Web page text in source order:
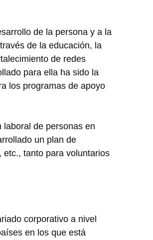
de la persona y a la
de la educación, la
de redes
para ella ha sido la
los programas de apoyo
de personas en
un plan de
tanto para voluntarios
corporativo a nivel
en los que está